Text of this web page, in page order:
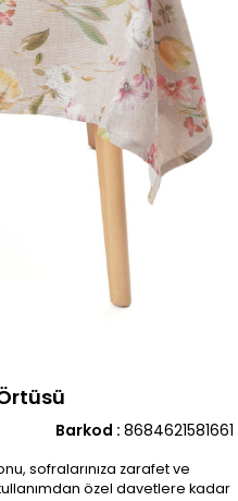
Barkod : 8684621581661
sofralarınıza zarafet ve
özel davetlere kadar